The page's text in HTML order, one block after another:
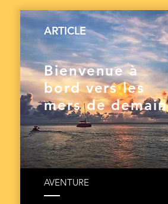
Bienvenue à
bord vers les
mers de demain
ARTICLE
AVENTURE